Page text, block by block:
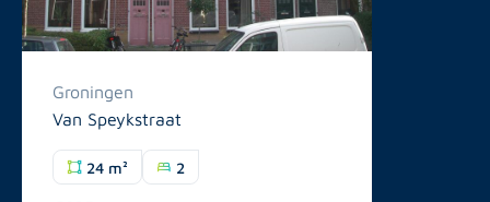
Groningen
Van Speykstraat
24 m² 2